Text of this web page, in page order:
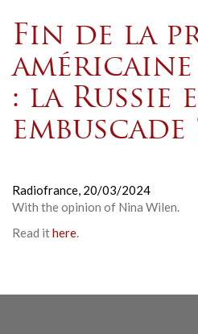
Fin de la
: la Russie
embuscade
Radiofrance, 20/03/2024
With the opinion of Nina Wilen.
Read ithere.